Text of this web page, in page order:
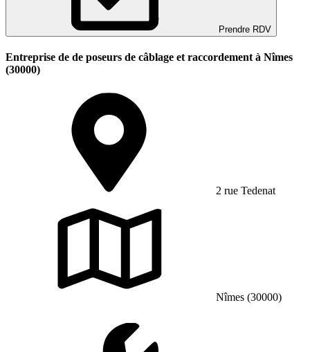
Prendre RDV
Entreprise de de poseurs de câblage et raccordement à Nîmes
(30000)
2 rue Tedenat
Nîmes (30000)